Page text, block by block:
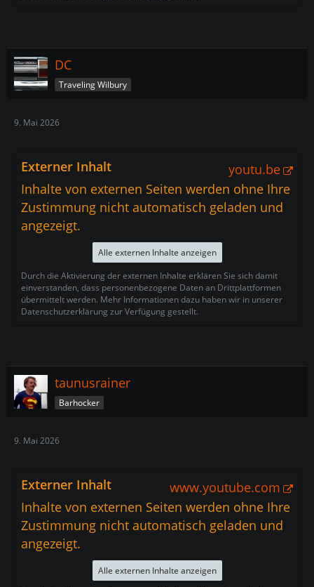
DC
Traveling Wilbury
9. Mai 2026
Externer Inhalt
youtu.be
Inhalte von externen Seiten werden ohne Ihre
Zustimmung nicht automatisch geladen und
angezeigt.
Alle externen Inhalte anzeigen
Durch die Aktivierung der externen Inhalte erklären Sie sich damit
einverstanden, dass personenbezogene Daten an Drittplattformen
übermittelt werden. Mehr Informationen dazu haben wir in unserer
Datenschutzerklärung zur Verfügung gestellt.
taunusrainer
Barhocker
9. Mai 2026
Externer Inhalt
www.youtube.com
Inhalte von externen Seiten werden ohne Ihre
Zustimmung nicht automatisch geladen und
angezeigt.
Alle externen Inhalte anzeigen